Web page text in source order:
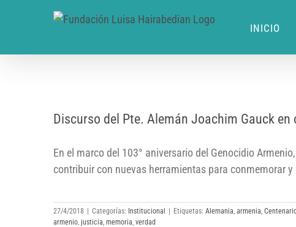
INICIO
Gauck en conmemoración del
Genocidio Armenio
Discurso del Pte. Alemán Joachim Gauck
En el marco del 103° aniversario del Genocidio
contribuir con nuevas herramientas para conmemorar
27/4/2018 Categorías: Institucional Etiquetas: Alemania, armenia,
armenio, justicia, memoria, verdad